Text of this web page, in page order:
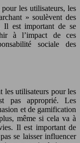
les utilisateurs, les
» soulèvent des
Il est important de se
à l’impact de ces
sociale des
les utilisateurs pour les
pas approprié. Les
et de gamification
même si cela va à
Il est important de
se laisser influencer